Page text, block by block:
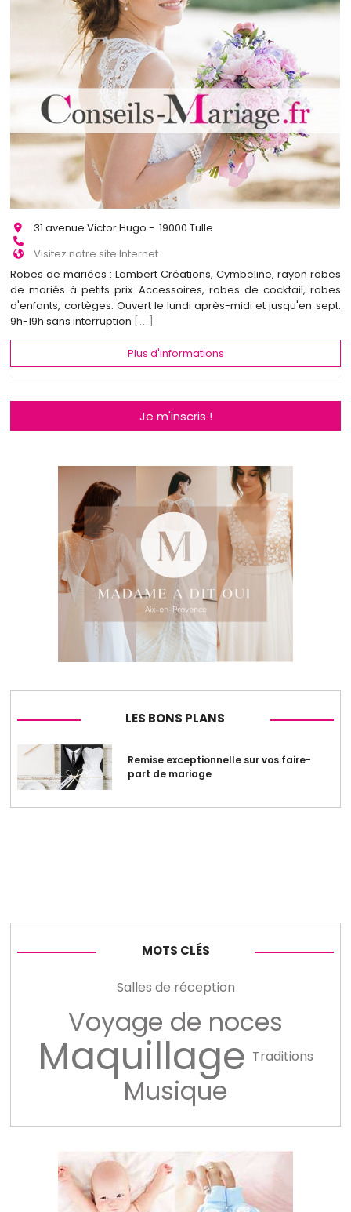
31 avenue Victor Hugo - 19000 Tulle
Visitez notre site Internet
Robes de mariées : Lambert Créations, Cymbeline, rayon robes
de mariés à petits prix. Accessoires, robes de cocktail, robes
d'enfants, cortèges. Ouvert le lundi après-midi et jusqu'en sept.
9h-19h sans interruption [...]
Plus d'informations
Je m'inscris !
LES BONS PLANS
Remise exceptionnelle sur vos faire-
part de mariage
MOTS CLÉS
Salles de réception
Voyage de noces
Maquillage Traditions
Musique